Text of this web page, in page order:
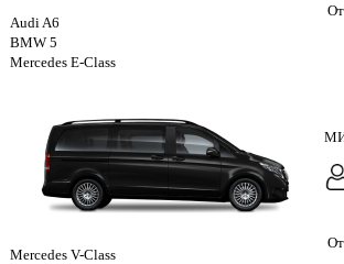
Audi A6
BMW 5
Mercedes E-Class
Mercedes V-Class